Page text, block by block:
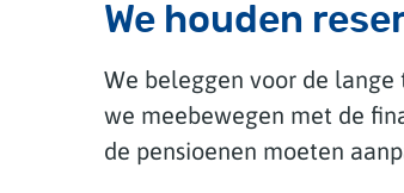
We houden
We beleggen voor de
we meebewegen met de
de pensioenen moeten